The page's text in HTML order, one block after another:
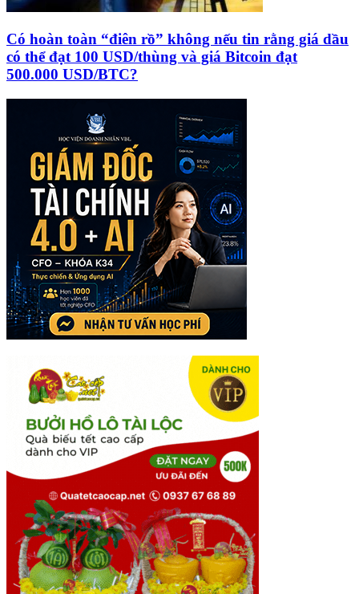
Có hoàn toàn “điên rồ” không nếu tin rằng giá dầu
có thể đạt 100 USD/thùng và giá Bitcoin đạt
500.000 USD/BTC?